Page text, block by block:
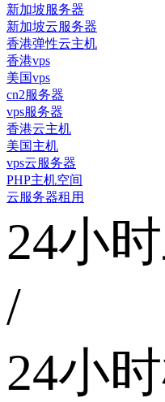
新加坡服务器
新加坡云服务器
香港弹性云主机
香港vps
美国vps
cn2服务器
vps服务器
香港云主机
美国主机
vps云服务器
PHP主机空间
云服务器租用
24小
/
24小